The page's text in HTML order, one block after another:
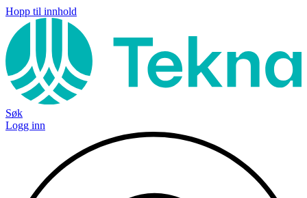
Hopp til innhold
Søk
Logg inn